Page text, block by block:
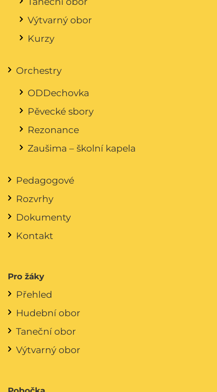
Výtvarný obor
Kurzy
Orchestry
ODDechovka
Pěvecké sbory
Rezonance
Zaušima – školní kapela
Pedagogové
Rozvrhy
Dokumenty
Kontakt
Pro žáky
Přehled
Hudební obor
Taneční obor
Výtvarný obor